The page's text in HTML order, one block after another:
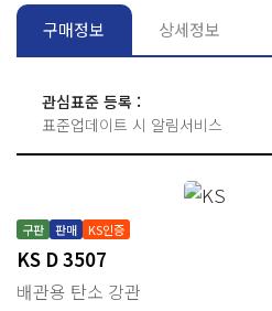
구매정보 상세정보
관심표준 등록 :
표준업데이트 시 알림서비스
구판 판매 KS인증
KS D 3507
배관용 탄소 강관